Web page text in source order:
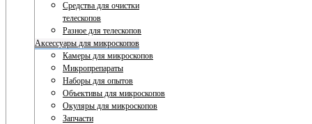
Средства для очистки
телескопов
Разное для телескопов
Аксессуары для микроскопов
Камеры для микроскопов
Микропрепараты
Наборы для опытов
Объективы для микроскопов
Окуляры для микроскопов
Запчасти